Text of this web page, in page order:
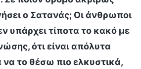
ο Σατανάς; Οι άνθρωποι
υπάρχει τίποτα το κακό με
ότι είναι απόλυτα
να το θέσω πιο ελκυστικά,